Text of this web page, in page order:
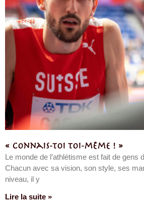
« Connais-toi toi-même ! »
Le monde de l’athlétisme est fait de gens
Chacun avec sa vision, son style, ses
niveau, il y
Lire la suite »